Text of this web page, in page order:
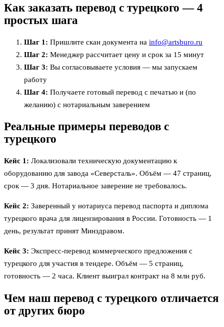
Как заказать перевод с турецкого — 4
простых шага
Шаг 1: Пришлите скан документа на info@artsburo.ru
Шаг 2: Менеджер рассчитает цену и срок за 15 минут
Шаг 3: Вы согласовываете условия — мы запускаем
работу
Шаг 4: Получаете готовый перевод с печатью и (по
желанию) с нотариальным заверением
Реальные примеры переводов с
турецкого
Кейс 1: Локализовали техническую документацию к
оборудованию для завода «Северсталь». Объём — 47 страниц,
срок — 3 дня. Нотариальное заверение не требовалось.
Кейс 2: Заверенный у нотариуса перевод паспорта и диплома
турецкого врача для лицензирования в России. Готовность — 1
день, результат принят Минздравом.
Кейс 3: Экспресс-перевод коммерческого предложения с
турецкого для участия в тендере. Объём — 5 страниц,
готовность — 2 часа. Клиент выиграл контракт на 8 млн руб.
Чем наш перевод с турецкого отличается
от других бюро